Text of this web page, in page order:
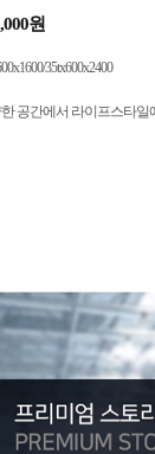
원
35tx600x2400
공간에서 라이프스타